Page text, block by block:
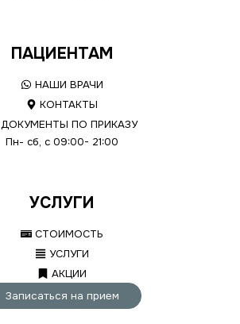
ПАЦИЕНТАМ
НАШИ ВРАЧИ
КОНТАКТЫ
ДОКУМЕНТЫ ПО ПРИКАЗУ
Пн- сб, с 09:00- 21:00
УСЛУГИ
СТОИМОСТЬ
УСЛУГИ
АКЦИИ
Записаться на прием